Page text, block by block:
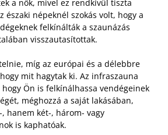
a nők, mivel ez rendkívül tiszta
északi népeknél szokás volt, hogy a
felkínálták a szaunázás
visszautasítottak.
míg az európai és a délebbre
mit hagytak ki. Az infraszauna
Ön is felkínálhassa vendégeinek
méghozzá a saját lakásában,
hanem két-, három- vagy
is kaphatóak.